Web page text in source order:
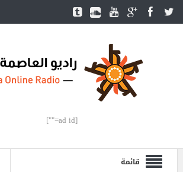
[ad id=""]
قائمة